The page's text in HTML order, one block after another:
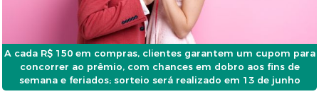
A cada R$ 150 em compras, clientes garantem um cupom para
concorrer ao prêmio, com chances em dobro aos fins de
semana e feriados; sorteio será realizado em 13 de junho